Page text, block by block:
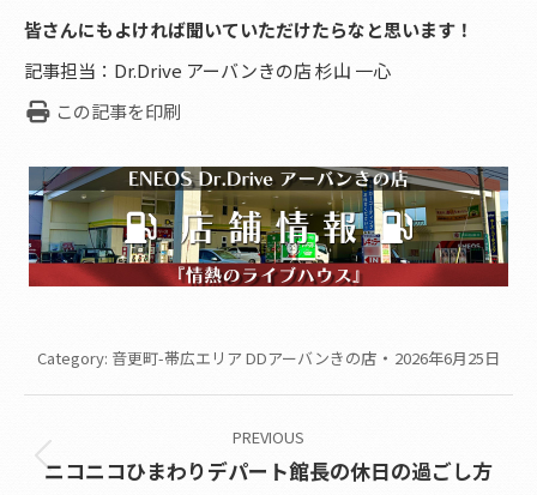
皆さんにもよければ聞いていただけたらなと思います！
記事担当：Dr.Drive アーバンきの店 杉山 一心
この記事を印刷
Category: 音更町-帯広エリア DDアーバンきの店 2026年6月25日
navigation
PREVIOUS
Previous
ニコニコひまわりデパート館長の休日の過ごし方